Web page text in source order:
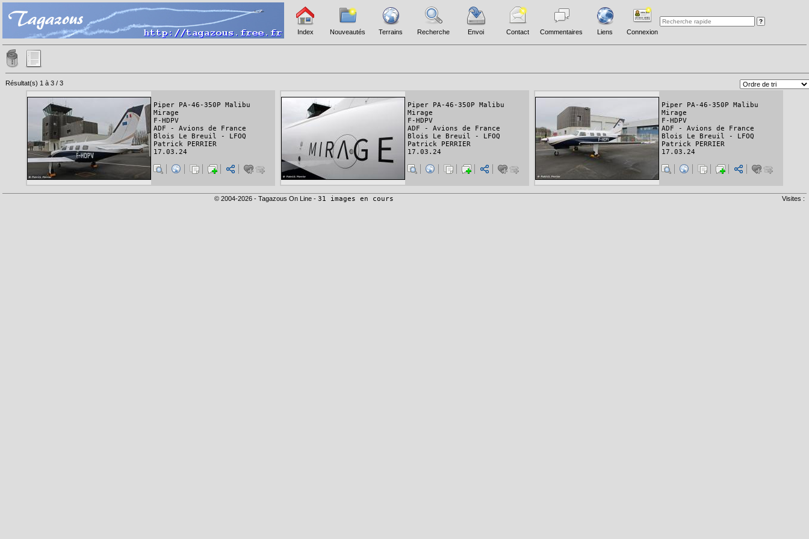
Index Nouveautés Terrains Recherche Envoi Contact Commentaires Liens Connexion
Résultat(s) 1 à 3 / 3
Piper PA-46-350P Malibu
Mirage
F-HDPV
ADF - Avions de France
Blois Le Breuil - LFOQ
Patrick PERRIER
17.03.24
Piper PA-46-350P Malibu
Mirage
F-HDPV
ADF - Avions de France
Blois Le Breuil - LFOQ
Patrick PERRIER
17.03.24
Piper PA-46-350P Malibu
Mirage
F-HDPV
ADF - Avions de France
Blois Le Breuil - LFOQ
Patrick PERRIER
17.03.24
© 2004-2026 - Tagazous On Line - 31 images en cours Visites :